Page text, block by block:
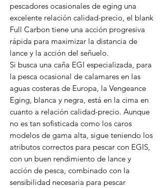
pescadores ocasionales de eging una
excelente relación calidad-precio, el blank
Full Carbon tiene una acción progresiva
rápida para maximizar la distancia de
lance y la acción del señuelo.
Si busca una caña EGI especializada, para
la pesca ocasional de calamares en las
aguas costeras de Europa, la Vengeance
Eging, blanca y negra, está en la cima en
cuanto a relación calidad-precio. Aunque
no es tan sofisticada como los caros
modelos de gama alta, sigue teniendo los
atributos correctos para pescar con EGIS,
con un buen rendimiento de lance y
acción de pesca, combinado con la
sensibilidad necesaria para pescar